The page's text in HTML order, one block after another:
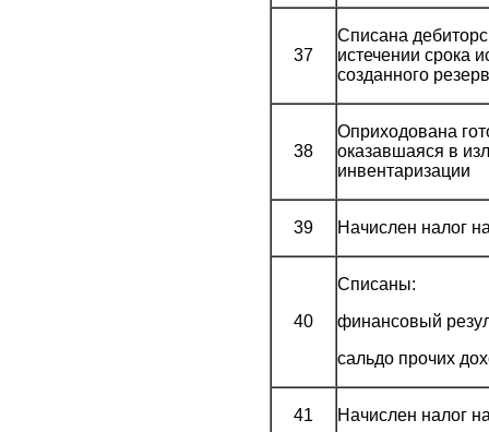
37
Списана
истечении срока
созданного
38
Оприходована
оказавшаяся в
инвентаризации
39 Начислен налог
40
Списаны:
финансовый
сальдо прочих
41 Начислен налог